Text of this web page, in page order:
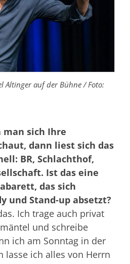
Altinger auf der Bühne / Foto:
sich Ihre
dann liest sich das
BR, Schlachthof,
Ist das eine
das sich
und Stand-up absetzt?
Ich trage auch privat
und schreibe
ich am Sonntag in der
lasse ich alles von Herrn